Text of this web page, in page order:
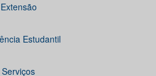
Extensão
Estudantil
Serviços